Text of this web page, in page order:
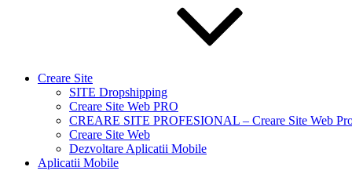
Creare Site
SITE Dropshipping
Creare Site Web PRO
CREARE SITE PROFESIONAL – Creare Site Web
Creare Site Web
Dezvoltare Aplicatii Mobile
Aplicatii Mobile